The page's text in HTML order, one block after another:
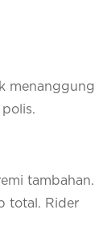
menanggung
tambahan.
total. Rider